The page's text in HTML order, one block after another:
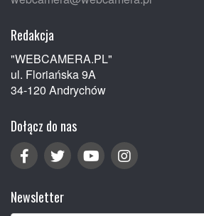
Redakcja
"WEBCAMERA.PL"
ul. Floriańska 9A
34-120 Andrychów
Dołącz do nas
Newsletter